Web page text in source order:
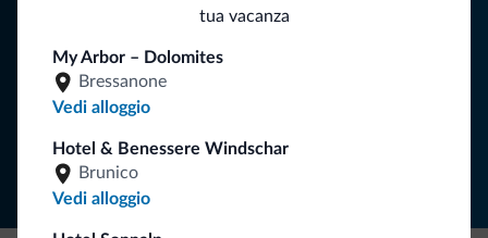
tua vacanza
My Arbor – Dolomites
Bressanone
Vedi alloggio
Hotel & Benessere Windschar
Brunico
Vedi alloggio
ISCRIVITI ALLA NEWSLETTER